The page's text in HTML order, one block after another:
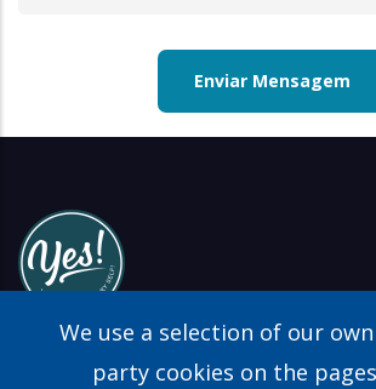
We use a selection of our
party cookies on the